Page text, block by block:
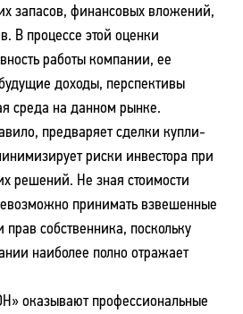
запасов, финансовых вложений,
В процессе этой оценки
работы компании, ее
доходы, перспективы
среда на данном рынке.
предваряет сделки купли-
риски инвестора при
решений. Не зная стоимости
принимать взвешенные
собственника, поскольку
наиболее полно отражает
оказывают профессиональные